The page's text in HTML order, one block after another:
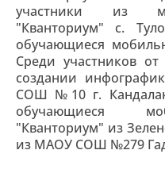
участники из
"Кванториум" с.
обучающиеся
Среди участников
создании
СОШ №10 г.
обучающиеся
"Кванториум" из
из МАОУ СОШ №279